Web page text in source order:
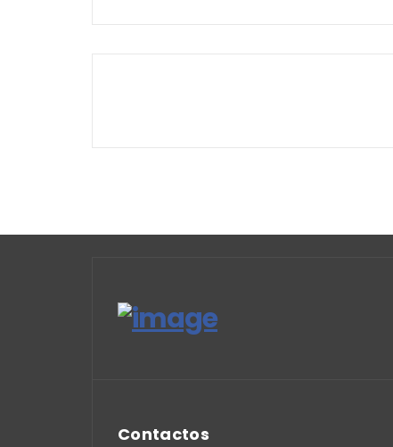
Contactos